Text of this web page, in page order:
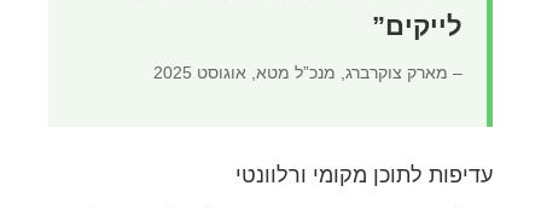
לייקים”
– מארק צוקרברג, מנכ”ל מטא, אוגוסט 2025
עדיפות לתוכן מקומי ורלוונטי